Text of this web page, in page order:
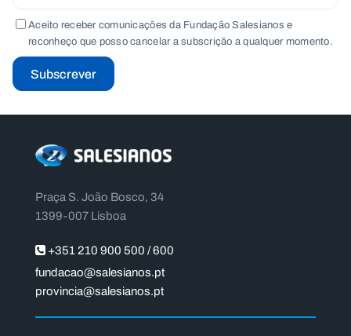
Aceito receber comunicações da Fundação Salesianos e
reconheço que posso cancelar a subscrição a qualquer momento.
Subscrever
Praça S. João Bosco, 34
1399-007 Lisboa
+351 210 900 500 / 600
fundacao@salesianos.pt
provincia@salesianos.pt